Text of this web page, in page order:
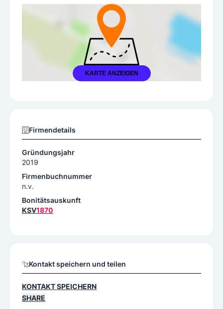
KARTE ANZEIGEN
Firmendetails
Gründungsjahr
2019
Firmenbuchnummer
n.v.
Bonitätsauskunft
KSV1870
Kontakt speichern und teilen
KONTAKT SPEICHERN
SHARE